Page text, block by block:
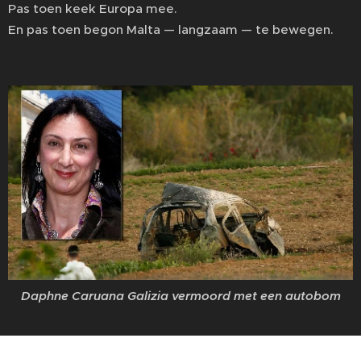
Pas toen keek Europa mee.
En pas toen begon Malta — langzaam — te bewegen.
Daphne Caruana Galizia vermoord met een autobom